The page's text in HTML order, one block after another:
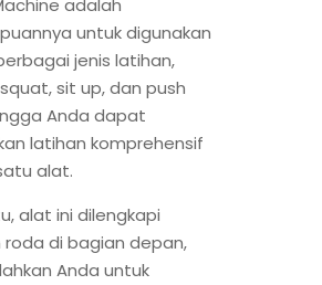
adalah
untuk digunakan
jenis latihan,
sit up, dan push
Anda dapat
latihan komprehensif
alat.
alat ini dilengkapi
di bagian depan,
Anda untuk